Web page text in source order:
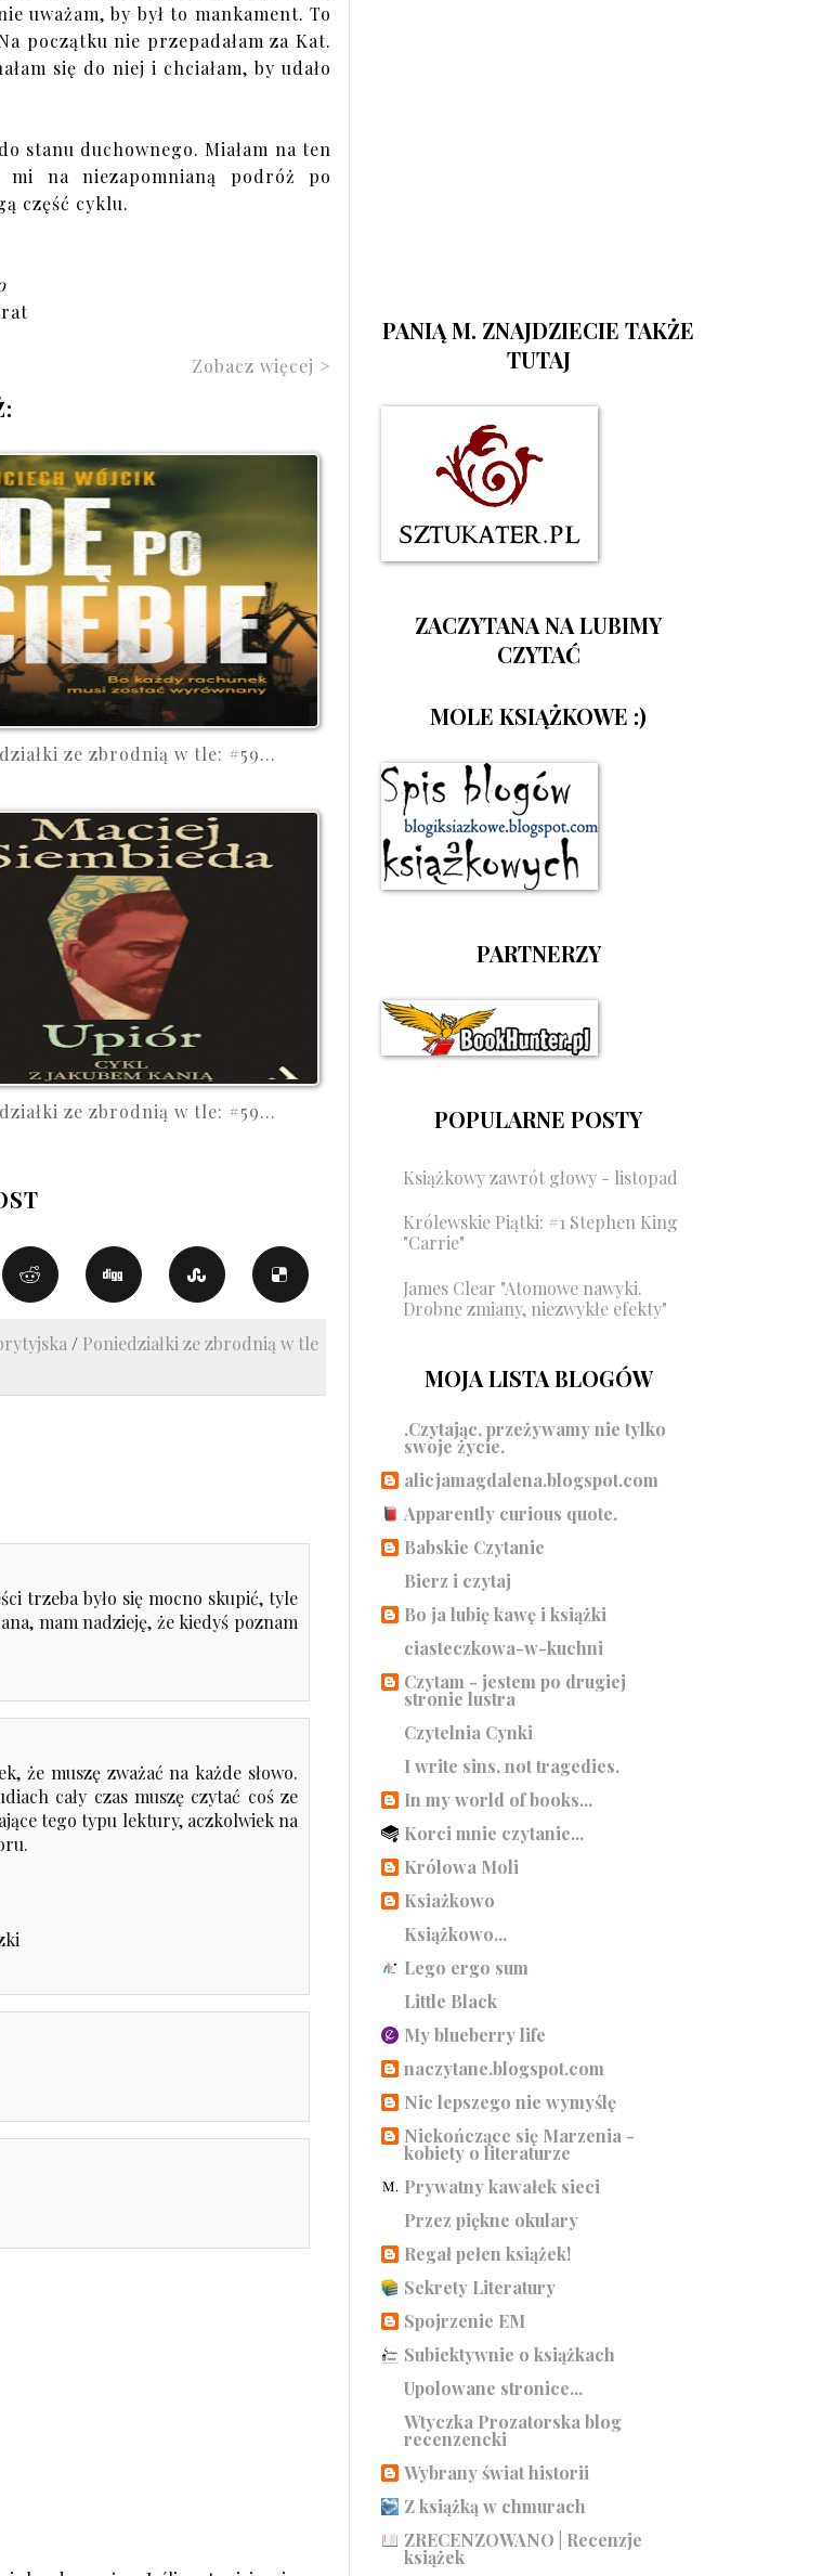
uważam, by był to mankament. To
początku nie przepadałam za Kat.
się do niej i chciałam, by udało
stanu duchownego. Miałam na ten
mi na niezapomnianą podróż po
część cyklu.
Zobacz więcej >
ze zbrodnią w tle: #59...
ze zbrodnią w tle: #59...
/ Poniedziałki ze zbrodnią w tle
trzeba było się mocno skupić, tyle
mam nadzieję, że kiedyś poznam
że muszę zważać na każde słowo.
cały czas muszę czytać coś ze
tego typu lektury, aczkolwiek na
PANIĄ M. ZNAJDZIECIE TAKŻE
TUTAJ
ZACZYTANA NA LUBIMY
CZYTAĆ
MOLE KSIĄŻKOWE :)
PARTNERZY
POPULARNE POSTY
Książkowy zawrót głowy - listopad
Królewskie Piątki: #1 Stephen King
"Carrie"
James Clear "Atomowe nawyki.
Drobne zmiany, niezwykłe efekty"
MOJA LISTA BLOGÓW
.Czytając, przeżywamy nie tylko
swoje życie.
alicjamagdalena.blogspot.com
Apparently curious quote.
Babskie Czytanie
Bierz i czytaj
Bo ja lubię kawę i książki
ciasteczkowa-w-kuchni
Czytam - jestem po drugiej
stronie lustra
Czytelnia Cynki
I write sins, not tragedies.
In my world of books...
Korci mnie czytanie...
Królowa Moli
Ksiażkowo
Książkowo...
Lego ergo sum
Little Black
My blueberry life
naczytane.blogspot.com
Nic lepszego nie wymyślę
Niekończące się Marzenia -
kobiety o literaturze
Prywatny kawałek sieci
Przez piękne okulary
Regał pełen książek!
Sekrety Literatury
Spojrzenie EM
Subiektywnie o książkach
Upolowane stronice...
Wtyczka Prozatorska blog
recenzencki
Wybrany świat historii
Z książką w chmurach
ZRECENZOWANO | Recenzje
książek